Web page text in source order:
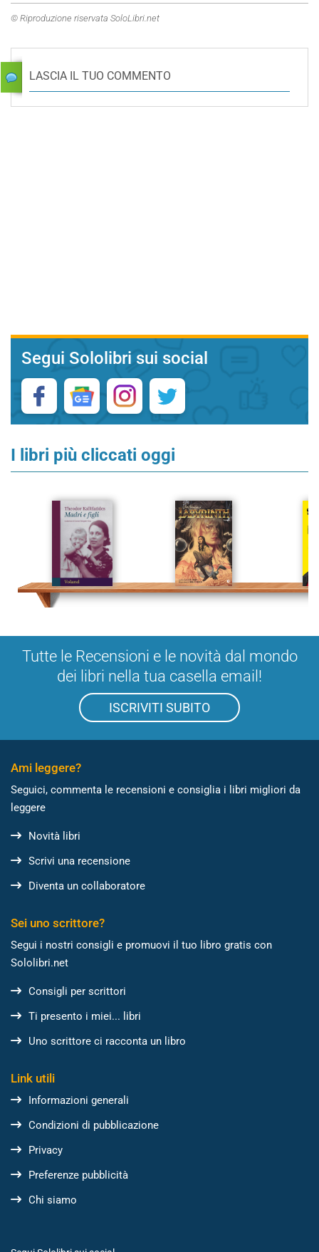
© Riproduzione riservata SoloLibri.net
LASCIA IL TUO COMMENTO
Segui Sololibri sui social
I libri più cliccati oggi
Tutte le Recensioni e le novità dal mondo
dei libri nella tua casella email!
ISCRIVITI SUBITO
Ami leggere?
Seguici, commenta le recensioni e consiglia i libri migliori da
leggere
Novità libri
Scrivi una recensione
Diventa un collaboratore
Sei uno scrittore?
Segui i nostri consigli e promuovi il tuo libro gratis con
Sololibri.net
Consigli per scrittori
Ti presento i miei... libri
Uno scrittore ci racconta un libro
Link utili
Informazioni generali
Condizioni di pubblicazione
Privacy
Preferenze pubblicità
Chi siamo